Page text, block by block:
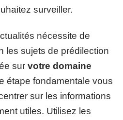
surveiller.
nécessite de
les sujets de prédilection
sur votre domaine
étape fondamentale vous
sur les informations
utiles. Utilisez les